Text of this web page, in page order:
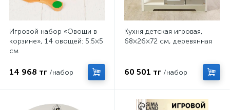
Игровой набор «Овощи в
корзине», 14 овощей: 5.5×5
см
14 968 тг /набор
Кухня детская игровая,
68×26×72 см, деревянная
60 501 тг /набор